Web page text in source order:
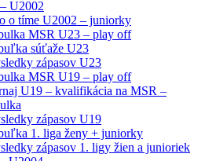
U2002
o tíme U2002 – juniorky
MSR U23 – play off
súťaže U23
zápasov U23
MSR U19 – play off
U19 – kvalifikácia na MSR –
zápasov U19
1. liga ženy + juniorky
zápasov 1. ligy žien a junioriek